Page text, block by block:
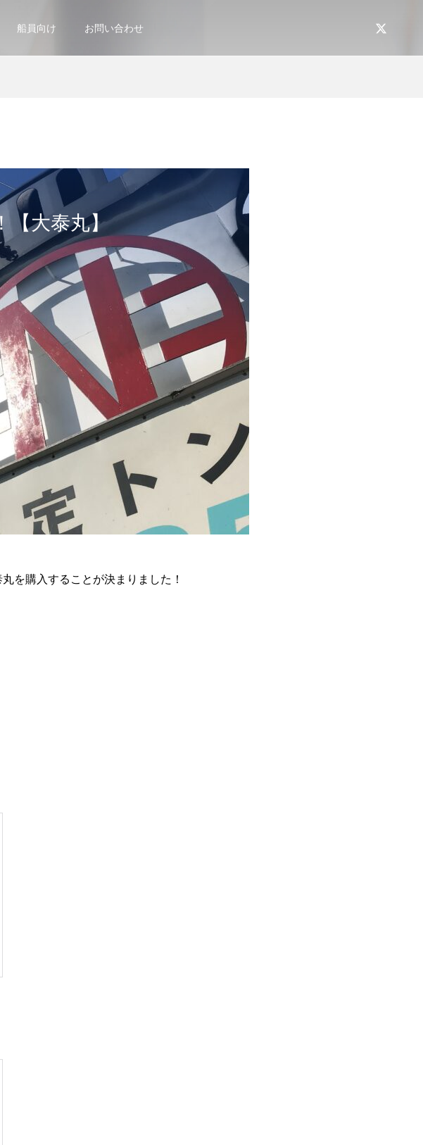
船員向け お問い合わせ
【大泰丸】
を購入することが決まりました！